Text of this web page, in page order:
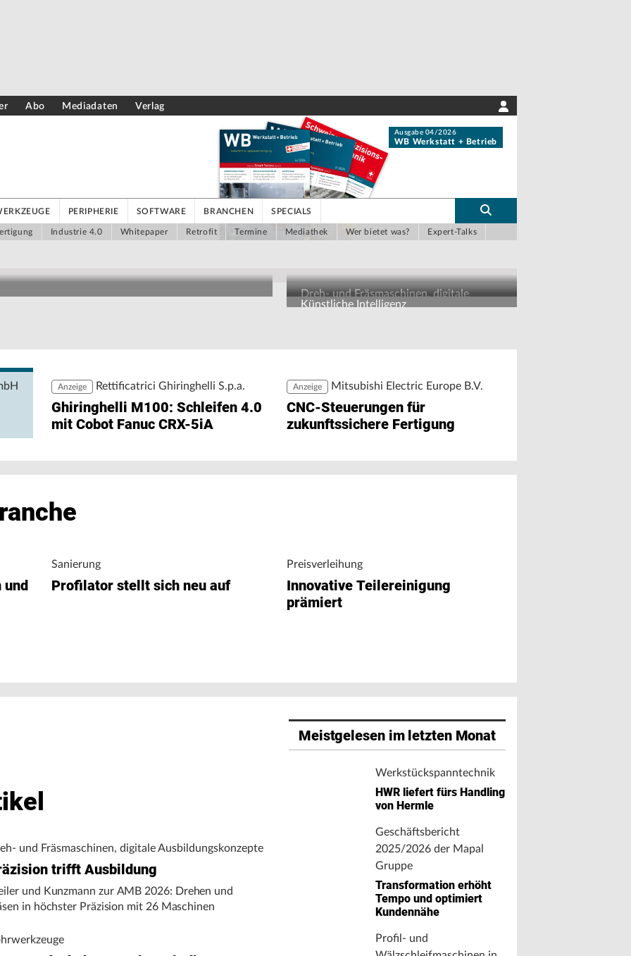
Abo Mediadaten Verlag
Ausgabe 04/2026
WB Werkstatt + Betrieb
PERIPHERIE SOFTWARE BRANCHEN SPECIALS
Industrie 4.0 Whitepaper Retrofit Termine Mediathek Wer bietet was? Expert-Talks
ermöglicht den direkten Zugriff auf
bei der Analyse von
Dreh- und Fräsmaschinen, digitale
Ausbildungskonzepte
Künstliche Intelligenz
Anzeige Rettificatrici Ghiringhelli S.p.a.
Ghiringhelli M100: Schleifen 4.0
mit Cobot Fanuc CRX-5iA
Anzeige Mitsubishi Electric Europe B.V.
CNC-Steuerungen für
zukunftssichere Fertigung
und
Sanierung
Profilator stellt sich neu auf
Preisverleihung
Innovative Teilereinigung
prämiert
und Fräsmaschinen, digitale Ausbildungskonzepte
trifft Ausbildung
und Kunzmann zur AMB 2026: Drehen und
in höchster Präzision mit 26 Maschinen
Meistgelesen im letzten Monat
Werkstückspanntechnik
HWR liefert fürs Handling
von Hermle
Geschäftsbericht
2025/2026 der Mapal
Gruppe
Transformation erhöht
Tempo und optimiert
Kundennähe
Profil- und